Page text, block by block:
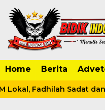
Home Berita
Lokal, Fadhilah Sadat